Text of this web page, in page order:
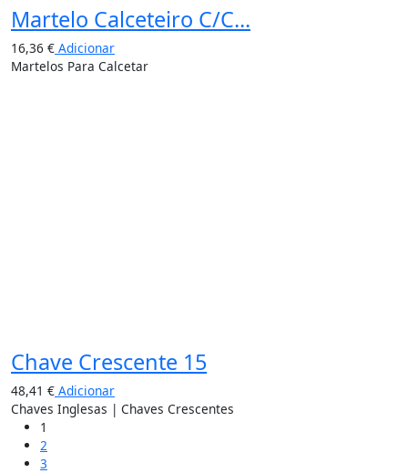
Martelo Calceteiro C/C...
16,36 € Adicionar
Martelos Para Calcetar
Chave Crescente 15
48,41 € Adicionar
Chaves Inglesas | Chaves Crescentes
1
2
3